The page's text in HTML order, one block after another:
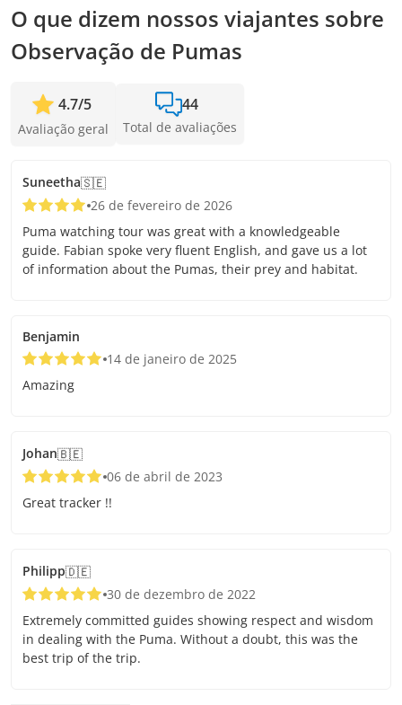
O que dizem nossos viajantes sobre
Observação de Pumas
4.7/5
Avaliação geral
44
Total de avaliações
Suneetha🇸🇪
26 de fevereiro de 2026
Puma watching tour was great with a knowledgeable
guide. Fabian spoke very fluent English, and gave us a lot
of information about the Pumas, their prey and habitat.
Benjamin
14 de janeiro de 2025
Amazing
Johan🇧🇪
06 de abril de 2023
Great tracker !!
Philipp🇩🇪
30 de dezembro de 2022
Extremely committed guides showing respect and wisdom
in dealing with the Puma. Without a doubt, this was the
best trip of the trip.